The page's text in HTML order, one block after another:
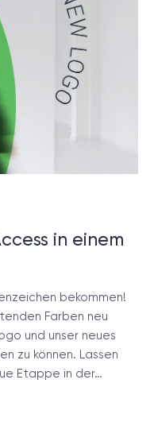
in einem
bekommen!
Farben neu
und unser neues
zu können. Lassen
Etappe in der…